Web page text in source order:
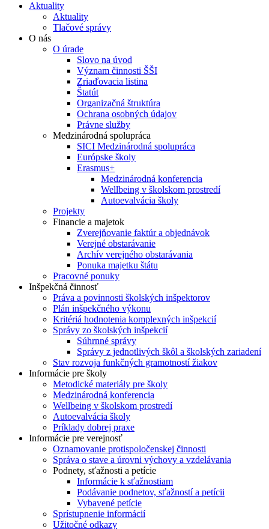
Aktuality
Aktuality
Tlačové správy
O nás
O úrade
Slovo na úvod
Význam činnosti ŠŠI
Zriaďovacia listina
Štatút
Organizačná štruktúra
Ochrana osobných údajov
Právne služby
Medzinárodná spolupráca
SICI Medzinárodná spolupráca
Európske školy
Erasmus+
Medzinárodná konferencia
Wellbeing v školskom prostredí
Autoevalvácia školy
Projekty
Financie a majetok
Zverejňovanie faktúr a objednávok
Verejné obstarávanie
Archív verejného obstarávania
Ponuka majetku štátu
Pracovné ponuky
Inšpekčná činnosť
Práva a povinnosti školských inšpektorov
Plán inšpekčného výkonu
Kritériá hodnotenia komplexných inšpekcií
Správy zo školských inšpekcií
Súhrnné správy
Správy z jednotlivých škôl a školských zariadení
Stav rozvoja funkčných gramotností žiakov
Informácie pre školy
Metodické materiály pre školy
Medzinárodná konferencia
Wellbeing v školskom prostredí
Autoevalvácia školy
Príklady dobrej praxe
Informácie pre verejnosť
Oznamovanie protispoločenskej činnosti
Správa o stave a úrovni výchovy a vzdelávania
Podnety, sťažnosti a petície
Informácie k sťažnostiam
Podávanie podnetov, sťažností a petícii
Vybavené petície
Sprístupnenie informácií
Užitočné odkazy